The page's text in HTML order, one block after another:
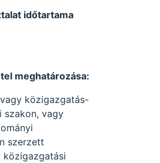
időtartama
meghatározása:
közigazgatás-
szakon, vagy
szerzett
közigazgatási